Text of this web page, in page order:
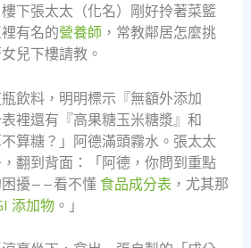
下張太太（化名）剛好拎著菜籃
有名的營養師，常教鄰居怎麼挑
兒下樓請教。
瓶飲料，明明標示『無額外添加
裡還有『高果糖玉米糖漿』和
不算糖？」阿德滿頭霧水。張太太
翻到背面：「阿德，你問到重點
困擾——看不懂 食品成分表 ，尤其那
添加物。」